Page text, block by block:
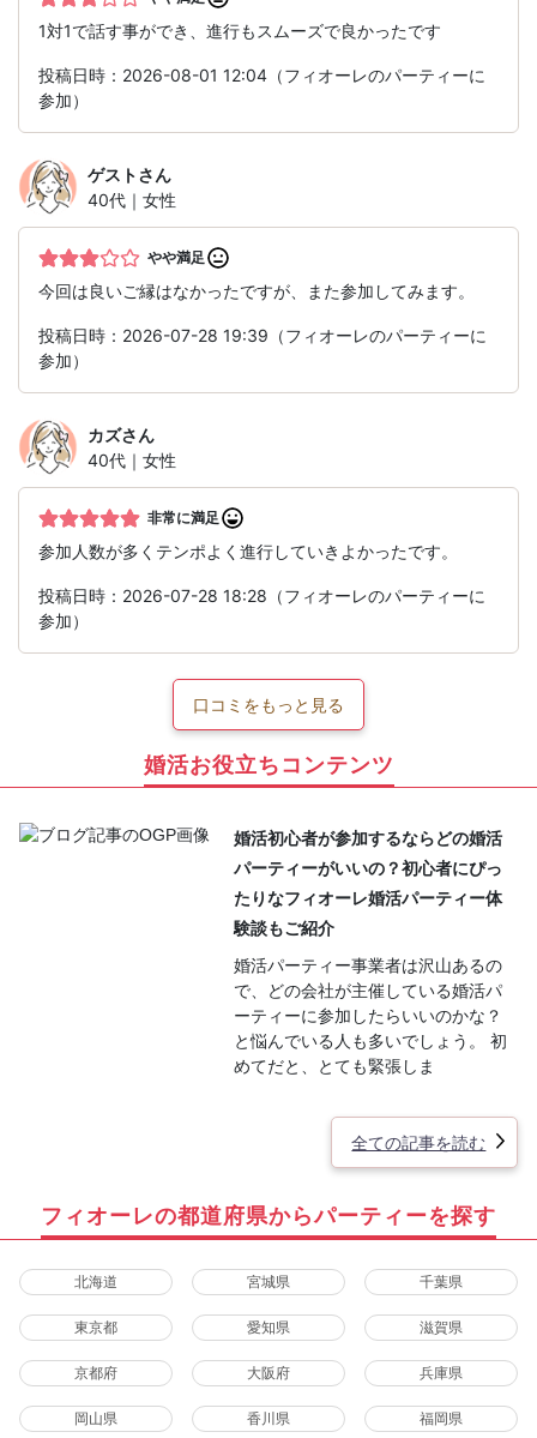
1対1で話す事ができ、進行もスムーズで良かったです
投稿日時：2026-08-01 12:04（フィオーレのパーティーに
参加）
ゲストさん
40代｜女性
やや満足
今回は良いご縁はなかったですが、また参加してみます。
投稿日時：2026-07-28 19:39（フィオーレのパーティーに
参加）
カズさん
40代｜女性
非常に満足
参加人数が多くテンポよく進行していきよかったです。
投稿日時：2026-07-28 18:28（フィオーレのパーティーに
参加）
口コミをもっと見る
婚活お役立ちコンテンツ
婚活初心者が参加するならどの婚活
パーティーがいいの？初心者にぴっ
たりなフィオーレ婚活パーティー体
験談もご紹介
婚活パーティー事業者は沢山あるの
で、どの会社が主催している婚活パ
ーティーに参加したらいいのかな？
と悩んでいる人も多いでしょう。 初
めてだと、とても緊張しま
全ての記事を読む
フィオーレの都道府県からパーティーを探す
北海道 宮城県 千葉県
東京都 愛知県 滋賀県
京都府 大阪府 兵庫県
岡山県 香川県 福岡県